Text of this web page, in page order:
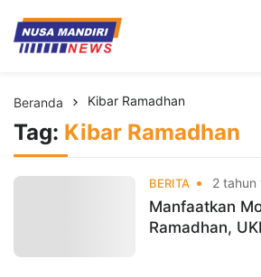
Kampus Digital Bisnis
Universitas Nusa Mandiri
Beranda Kibar Ramadhan
Tag: Kibar Ramadhan
BERITA 2 tahun
Manfaatkan
Ramadhan,